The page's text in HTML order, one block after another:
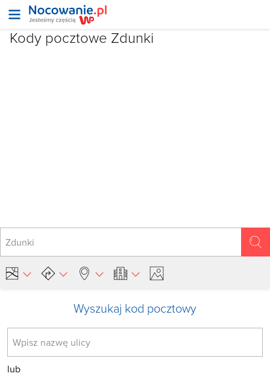
Kody pocztowe Zdunki
Wyszukaj kod pocztowy
lub